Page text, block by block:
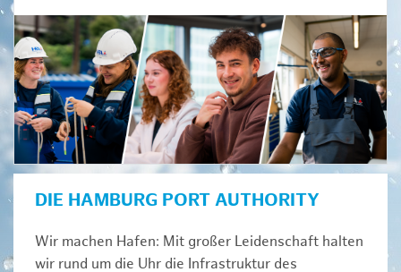
DIE HAMBURG PORT AUTHORITY
Wir machen Hafen: Mit großer Leidenschaft halten
wir rund um die Uhr die Infrastruktur des